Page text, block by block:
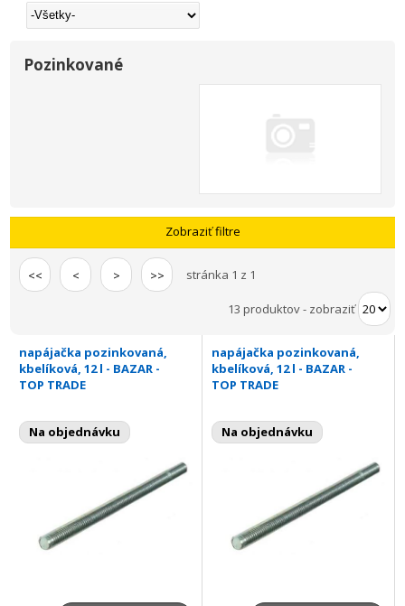
Pozinkované
Zobraziť filtre
<< < > >> stránka 1 z 1
13 produktov- zobraziť
napájačka pozinkovaná,
kbelíková, 12 l - BAZAR -
TOP TRADE
Na objednávku
napájačka pozinkovaná,
kbelíková, 12 l - BAZAR -
TOP TRADE
Na objednávku